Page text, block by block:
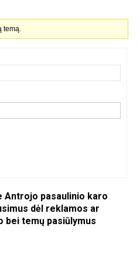
temą.
Antrojo pasaulinio karo
dėl reklamos ar
bei temų pasiūlymus